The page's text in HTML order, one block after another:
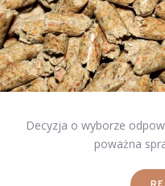
Decyzja o wyborze
poważna